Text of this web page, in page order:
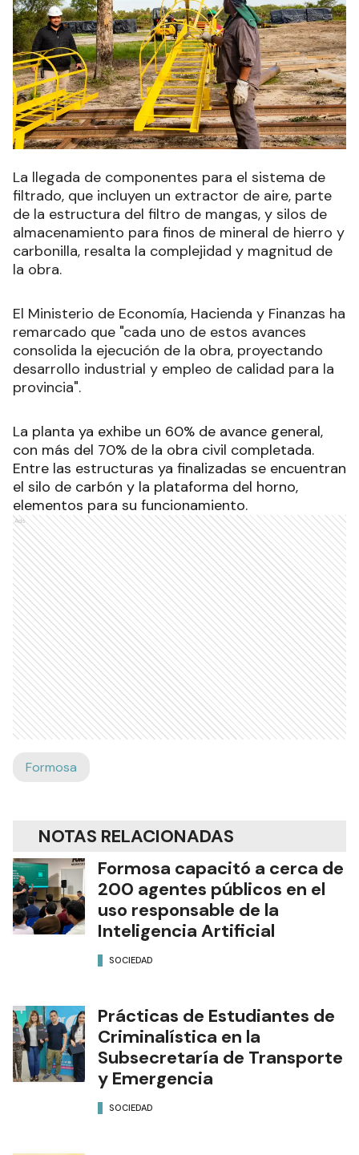
La llegada de componentes para el sistema de
filtrado, que incluyen un extractor de aire, parte
de la estructura del filtro de mangas, y silos de
almacenamiento para finos de mineral de hierro y
carbonilla, resalta la complejidad y magnitud de
la obra.
El Ministerio de Economía, Hacienda y Finanzas ha
remarcado que "cada uno de estos avances
consolida la ejecución de la obra, proyectando
desarrollo industrial y empleo de calidad para la
provincia".
La planta ya exhibe un 60% de avance general,
con más del 70% de la obra civil completada.
Entre las estructuras ya finalizadas se encuentran
el silo de carbón y la plataforma del horno,
elementos para su funcionamiento.
Ads
Formosa
NOTAS RELACIONADAS
Formosa capacitó a cerca de
200 agentes públicos en el
uso responsable de la
Inteligencia Artificial
SOCIEDAD
Prácticas de Estudiantes de
Criminalística en la
Subsecretaría de Transporte
y Emergencia
SOCIEDAD